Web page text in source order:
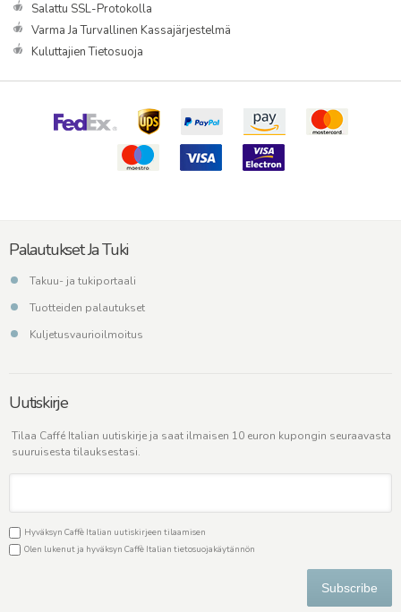
Salattu SSL-Protokolla
Varma Ja Turvallinen Kassajärjestelmä
Kuluttajien Tietosuoja
Palautukset Ja Tuki
Takuu- ja tukiportaali
Tuotteiden palautukset
Kuljetusvaurioilmoitus
Uutiskirje
Tilaa Caffé Italian uutiskirje ja saat ilmaisen 10 euron kupongin seuraavasta
suuruisesta tilauksestasi.
Hyväksyn Caffè Italian uutiskirjeen tilaamisen
Olen lukenut ja hyväksyn Caffè Italian tietosuojakäytännön
Subscribe